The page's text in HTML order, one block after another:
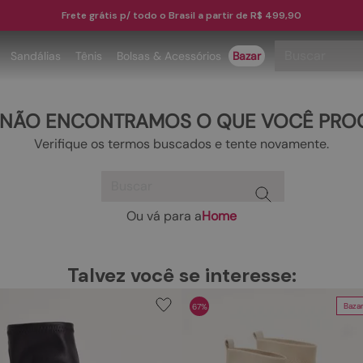
Frete grátis p/ todo o Brasil a partir de R$ 499,90
Sandálias Tênis Bolsas & Acessórios Bazar
ENCONTRAMOS O QUE VOCÊ
Verifique os termos buscados e tente novamente.
Ou vá para aHome
Talvez você se interesse:
Bazar
67%
1º
papete
2º
tenis
sandalia
9º
óculos
TERMOS MAIS BUSCADOS
tenis
sandalia